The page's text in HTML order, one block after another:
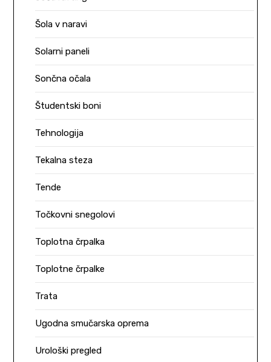
Šola v naravi
Solarni paneli
Sončna očala
Študentski boni
Tehnologija
Tekalna steza
Tende
Točkovni snegolovi
Toplotna črpalka
Toplotne črpalke
Trata
Ugodna smučarska oprema
Urološki pregled